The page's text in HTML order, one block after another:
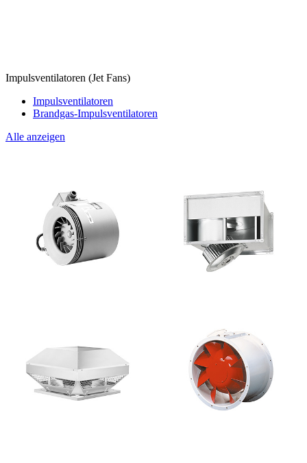
Impulsventilatoren (Jet Fans)
Impulsventilatoren
Brandgas-Impulsventilatoren
Alle anzeigen